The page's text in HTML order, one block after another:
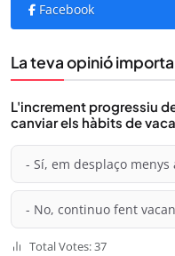
Facebook
La teva opinió importa
L'increment progressiu
canviar els hàbits de
- Sí, em desplaço
- No, continuo fent
Total Votes: 37